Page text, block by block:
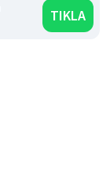
TIKLA